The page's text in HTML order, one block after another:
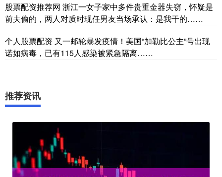
股票配资推荐网 浙江一女子家中多件贵重金器失窃，怀疑是
前夫偷的，两人对质时现任男友当场承认：是我干的……
个人股票配资 又一邮轮暴发疫情！美国“加勒比公主”号出现
诺如病毒，已有115人感染被紧急隔离……
推荐资讯